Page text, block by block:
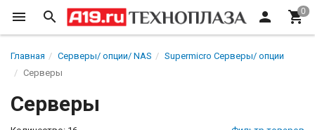
Главная Серверы/ опции/ NAS
Supermicro Серверы/ опции
Серверы
Серверы